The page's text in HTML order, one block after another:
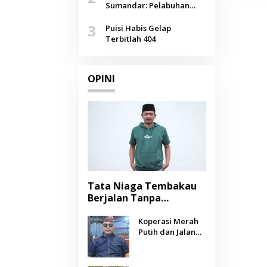
Agustus
Sumandar: Pelabuhan
Selendang Benang Merah
Lombang
3
Puisi Habis Gelap
Terbitlah 404
OPINI
Tata Niaga Tembakau
Berjalan Tanpa
Negara Berpihak
kepada Petani?
Koperasi Merah
Putih dan Jalan